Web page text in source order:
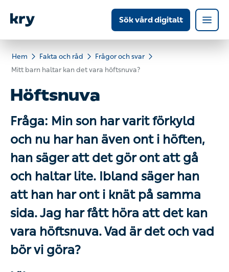
Sök vård digitalt
Hem Fakta och råd
Frågor och svar
Mitt barn haltar kan det vara höftsnuva?
Höftsnuva
Fråga: Min son har varit förkyld
och nu har han även ont i höften,
han säger att det gör ont att gå och
haltar lite. Ibland säger han att han
har ont i knät på samma sida. Jag
har fått höra att det kan vara
höftsnuva. Vad är det och vad bör
vi göra?